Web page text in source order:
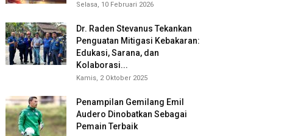
Selasa, 10 Februari 2026
Dr. Raden Stevanus Tekankan
Penguatan Mitigasi Kebakaran:
Edukasi, Sarana, dan
Kolaborasi...
Kamis, 2 Oktober 2025
Penampilan Gemilang Emil
Audero Dinobatkan Sebagai
Pemain Terbaik